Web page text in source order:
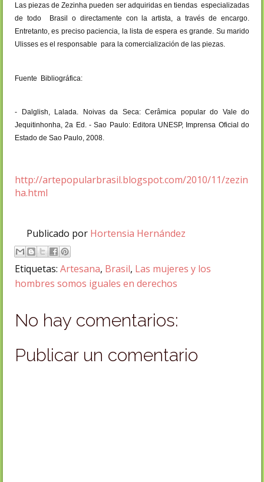
Las piezas de Zezinha pueden ser adquiridas en tiendas especializadas
de todo Brasil o directamente con la artista, a través de encargo.
Entretanto, es preciso paciencia, la lista de espera es grande. Su marido
Ulisses es el responsable para la comercialización de las piezas.
Fuente Bibliográfica:
- Dalglish, Lalada. Noivas da Seca: Cerâmica popular do Vale do
Jequitinhonha, 2a Ed. - Sao Paulo: Editora UNESP, Imprensa Oficial do
Estado de Sao Paulo, 2008.
http://artepopularbrasil.blogspot.com/2010/11/zezin
ha.html
Publicado por Hortensia Hernández
Etiquetas: Artesana, Brasil, Las mujeres y los
hombres somos iguales en derechos
No hay comentarios:
Publicar un comentario